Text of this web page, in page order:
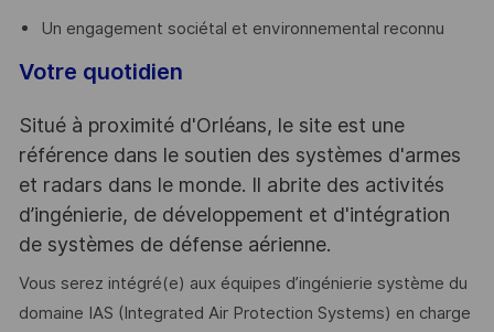
Un engagement sociétal et environnemental reconnu
Votre quotidien
Situé à proximité d'Orléans, le site est une
référence dans le soutien des systèmes d'armes
et radars dans le monde. Il abrite des activités
d’ingénierie, de développement et d'intégration
de systèmes de défense aérienne.
Vous serez intégré(e) aux équipes d’ingénierie système du
domaine IAS (Integrated Air Protection Systems) en charge